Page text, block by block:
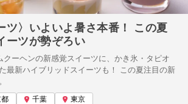
ツ〉いよいよ暑さ本番！ この夏
ーツが勢ぞろい
クーヘンの新感覚スイーツに、かき氷・タピオ
最新ハイブリッドスイーツも！ この夏注目の新
千葉
東京